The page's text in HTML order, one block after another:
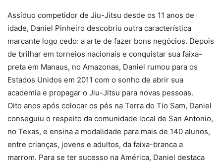
Assíduo competidor de Jiu-Jitsu desde os 11 anos de
idade, Daniel Pinheiro descobriu outra característica
marcante logo cedo: a arte de fazer bons negócios. Depois
de brilhar em torneios nacionais e conquistar sua faixa-
preta em Manaus, no Amazonas, Daniel rumou para os
Estados Unidos em 2011 com o sonho de abrir sua
academia e propagar o Jiu-Jitsu para novas pessoas.
Oito anos após colocar os pés na Terra do Tio Sam, Daniel
conseguiu o respeito da comunidade local de San Antonio,
no Texas, e ensina a modalidade para mais de 140 alunos,
entre crianças, jovens e adultos, da faixa-branca a
marrom. Para se ter sucesso na América, Daniel destaca